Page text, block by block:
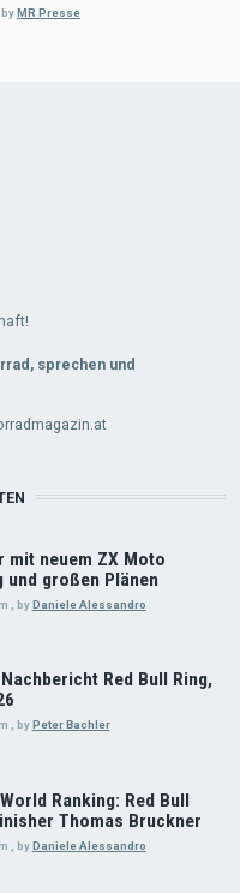
by MR Presse
sprechen und
mit neuem ZX Moto
und großen Plänen
byDaniele Alessandro
Red Bull Ring,
, byPeter Bachler
Ranking: Red Bull
Thomas Bruckner
byDaniele Alessandro